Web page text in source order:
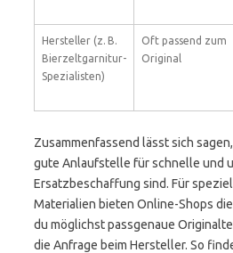
Hersteller (z. B.
Bierzeltgarnitur-
Spezialisten)
Oft passend zum
Original
Zusammenfassend lässt sich
gute Anlaufstelle für schnelle und
Ersatzbeschaffung sind. Für
Materialien bieten Online-Shops
du möglichst passgenaue
die Anfrage beim Hersteller. So